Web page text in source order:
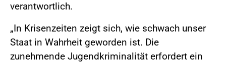
verantwortlich.
„In Krisenzeiten zeigt sich, wie schwach unser
Staat in Wahrheit geworden ist. Die
zunehmende Jugendkriminalität erfordert ein